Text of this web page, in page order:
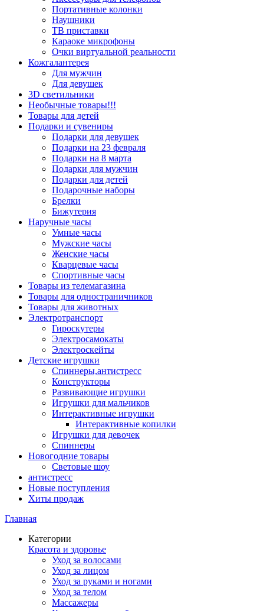
Портативные колонки
Наушники
ТВ приставки
Караоке микрофоны
Очки виртуальной реальности
Кожгалантерея
Для мужчин
Для девушек
3D светильники
Необычные товары!!!
Товары для детей
Подарки и сувениры
Подарки для девушек
Подарки на 23 февраля
Подарки на 8 марта
Подарки для мужчин
Подарки для детей
Подарочные наборы
Брелки
Бижутерия
Наручные часы
Умные часы
Мужские часы
Женские часы
Кварцевые часы
Спортивные часы
Товары из телемагазина
Товары для одностраничников
Товары для животных
Электротранспорт
Гироскутеры
Электросамокаты
Электроскейты
Детские игрушки
Спиннеры,антистресс
Конструкторы
Развивающие игрушки
Игрушки для мальчиков
Интерактивные игрушки
Интерактивные копилки
Игрушки для девочек
Спиннеры
Новогодние товары
Световые шоу
антистресс
Новые поступления
Хиты продаж
Главная
Категории
Красота и здоровье
Уход за волосами
Уход за лицом
Уход за руками и ногами
Уход за телом
Массажеры